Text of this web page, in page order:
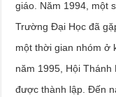
giáo. Năm 1994, một
Trường Đại Học đã
một thời gian nhóm ở
năm 1995, Hội
được thành lập. Đến